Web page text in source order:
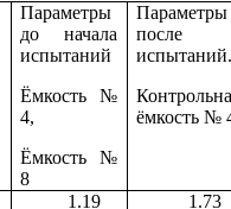
Параметры
до начала
испытаний
Ёмкость №
4,
Ёмкость №
8
Параметры
после
испытаний.
ёмкость №
1.19 1.73